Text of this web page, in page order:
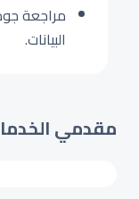
مراجعة
البيانات.
مقدمي